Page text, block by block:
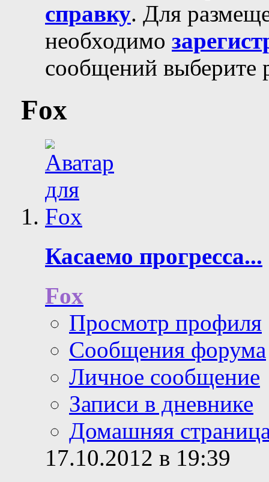
справку. Для
необходимо
сообщений выберите
Fox
Касаемо прогресса...
Fox
Просмотр профиля
Сообщения форума
Личное сообщение
Записи в дневнике
Домашняя
17.10.2012 в 19:39